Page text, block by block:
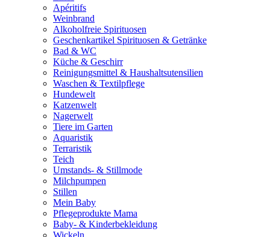
Apéritifs
Weinbrand
Alkoholfreie Spirituosen
Geschenkartikel Spirituosen & Getränke
Bad & WC
Küche & Geschirr
Reinigungsmittel & Haushaltsutensilien
Waschen & Textilpflege
Hundewelt
Katzenwelt
Nagerwelt
Tiere im Garten
Aquaristik
Terraristik
Teich
Umstands- & Stillmode
Milchpumpen
Stillen
Mein Baby
Pflegeprodukte Mama
Baby- & Kinderbekleidung
Wickeln